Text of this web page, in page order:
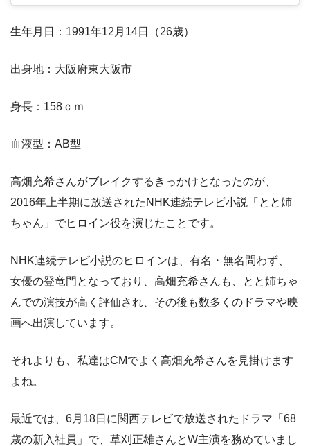
生年月日：1991年12月14日（26歳）
出身地：大阪府東大阪市
身長：158ｃｍ
血液型：AB型
高畑充希さんがブレイクするきっかけとなったのが、
2016年上半期に放送されたNHK連続テレビ小説「とと姉
ちゃん」でヒロイン役を演じたことです。
NHK連続テレビ小説のヒロインは、有名・無名問わず、
女優の登竜門となっており、高畑充希さんも、とと姉ちゃ
んでの演技が高く評価され、その後も数多くのドラマや映
画へ出演しています。
それよりも、私達はCMでよく高畑充希さんを見掛けます
よね。
最近では、6月18日に関西テレビで放送されたドラマ「68
歳の新入社員」で、草刈正雄さんとW主演を務めていまし